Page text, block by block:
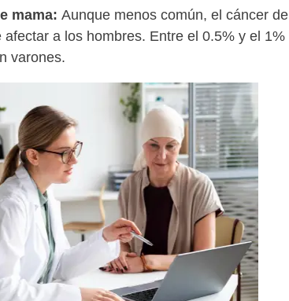
mama: Aunque menos común, el cáncer de
afectar a los hombres. Entre el 0.5% y el 1%
varones.